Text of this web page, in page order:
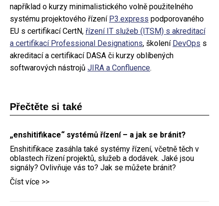
například o kurzy minimalistického volně použitelného
systému projektového řízení P3.express podporovaného
EU s certifikací CertN, řízení IT služeb (ITSM) s akreditací
a certifikací Professional Designations, školení DevOps s
akreditací a certifikací DASA či kurzy oblíbených
softwarových nástrojů JIRA a Confluence.
Přečtěte si také
„enshitifikace“ systémů řízení – a jak se bránit?
Enshitifikace zasáhla také systémy řízení, včetně těch v
oblastech řízení projektů, služeb a dodávek. Jaké jsou
signály? Ovlivňuje vás to? Jak se můžete bránit?
Číst více >>